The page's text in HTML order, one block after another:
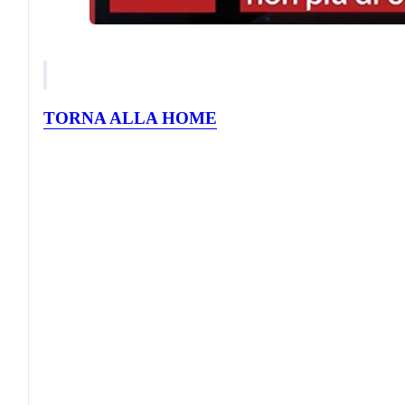
TORNA ALLA HOME